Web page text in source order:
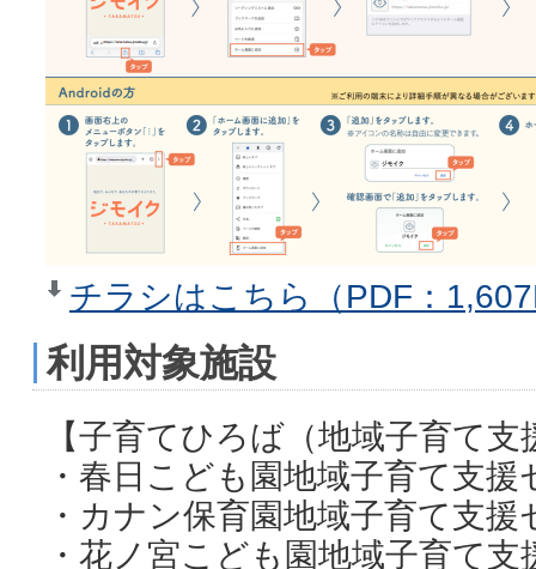
チラシはこちら（PDF：
利用対象施設
【子育てひろば（地域子育て支
・春日こども園地域子育て支
・カナン保育園地域子育て支援
・花ノ宮こども園地域子育て